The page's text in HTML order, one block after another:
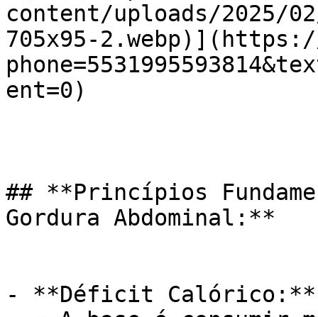
content/uploads/2025/
705x95-
ent=0)
## **Princípios
Gordura Abdominal:**
- **Déficit Calórico:**